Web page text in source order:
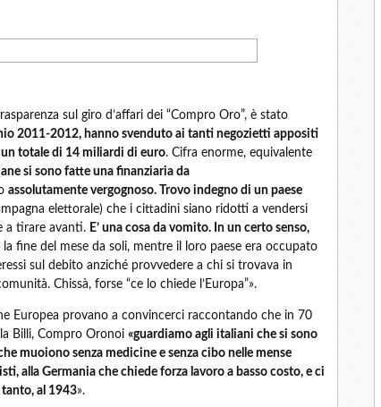
sul giro d’affari dei “Compro Oro”, è stato
2011-2012, hanno svenduto ai tanti negozietti appositi
totale di 14 miliardi di euro. Cifra enorme, equivalente
si sono fatte una finanziaria da
assolutamente vergognoso. Trovo indegno di un paese
elettorale) che i cittadini siano ridotti a vendersi
a tirare avanti. E’ una cosa da vomito. In un certo senso,
fine del mese da soli, mentre il loro paese era occupato
sul debito anziché provvedere a chi si trovava in
Chissà, forse “ce lo chiede l’Europa”».
Europea provano a convincerci raccontando che in 70
Billi, Compro Oronoi «guardiamo agli italiani che si sono
muoiono senza medicine e senza cibo nelle mense
alla Germania che chiede forza lavoro a basso costo, e ci
al 1943».